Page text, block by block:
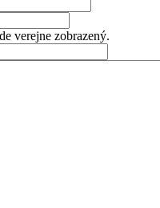
verejne zobrazený.